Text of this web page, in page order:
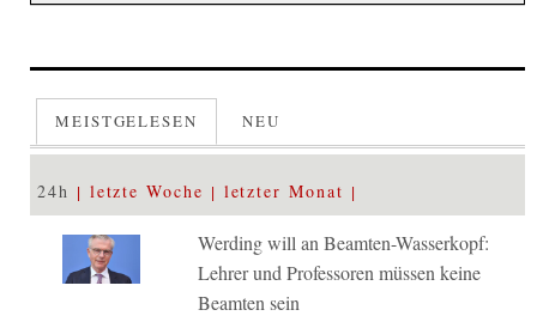
MEISTGELESEN NEU
24h letzte Woche letzter Monat
Werding will an Beamten-Wasserkopf:
Lehrer und Professoren müssen keine
Beamten sein